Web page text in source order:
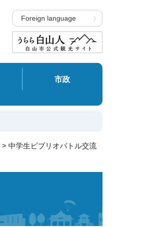
Foreign language
市政
> 中学生ビブリオバトル交流